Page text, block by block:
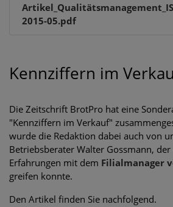
2015-05.pdf
Kennziffern im
Die Zeitschrift BrotPro hat eine
"Kennziffern im Verkauf"
wurde die Redaktion dabei auch von
Betriebsberater Walter Gossmann,
Erfahrungen mit dem Filialmanager
greifen konnte.
Den Artikel finden Sie nachfolgend.